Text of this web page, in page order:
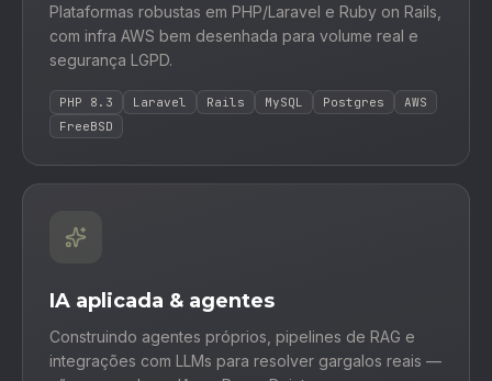
Plataformas robustas em PHP/Laravel e Ruby on Rails,
com infra AWS bem desenhada para volume real e
segurança LGPD.
PHP 8.3 Laravel Rails MySQL Postgres
AWS
FreeBSD
IA aplicada & agentes
Construindo agentes próprios, pipelines de RAG e
integrações com LLMs para resolver gargalos reais —